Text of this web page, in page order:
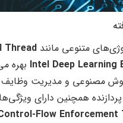
Thread
Intel Deep Learning بهره
مصنوعی و مدیریت وظایف
همچنین دارای
Flow Enforcement